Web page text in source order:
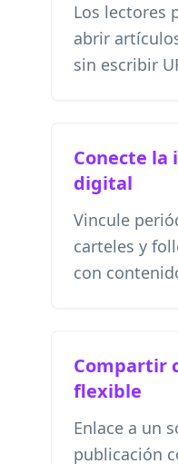
Los lectores
abrir
sin escribir
Conecte la
digital
Vincule
carteles y
con
Compartir
flexible
Enlace a un
publicación